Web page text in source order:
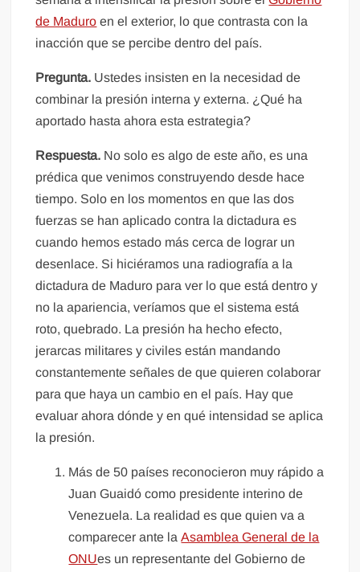
de Maduro en el exterior, lo que contrasta con la
inacción que se percibe dentro del país.
Pregunta. Ustedes insisten en la necesidad de
combinar la presión interna y externa. ¿Qué ha
aportado hasta ahora esta estrategia?
Respuesta. No solo es algo de este año, es una
prédica que venimos construyendo desde hace
tiempo. Solo en los momentos en que las dos
fuerzas se han aplicado contra la dictadura es
cuando hemos estado más cerca de lograr un
desenlace. Si hiciéramos una radiografía a la
dictadura de Maduro para ver lo que está dentro y
no la apariencia, veríamos que el sistema está
roto, quebrado. La presión ha hecho efecto,
jerarcas militares y civiles están mandando
constantemente señales de que quieren colaborar
para que haya un cambio en el país. Hay que
evaluar ahora dónde y en qué intensidad se aplica
la presión.
Más de 50 países reconocieron muy rápido a
Juan Guaidó como presidente interino de
Venezuela. La realidad es que quien va a
comparecer ante laAsamblea General de la
ONUes un representante del Gobierno de